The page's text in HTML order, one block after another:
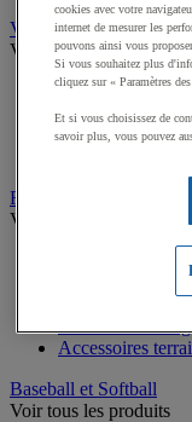
Volleyball
Voir tous les produits
Ballons de Volley
Poteaux,
Filets de Volley
Rugby
Voir tous les produits
Ballons de
Poteaux de
Accessoires
Baseball et Softball
Voir tous les produits
cookies avec votre
internet de mesurer les
pouvons ainsi vous
Si vous souhaitez plus
cliquez sur « Paramètres
Et si vous choisissez de
savoir plus, vous pouvez